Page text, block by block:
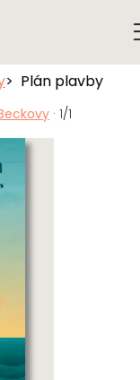
Plán plavby
· 1/1